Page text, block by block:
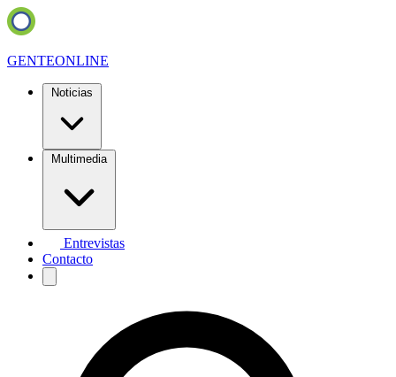
GENTEONLINE
Noticias
Multimedia
Entrevistas
Contacto